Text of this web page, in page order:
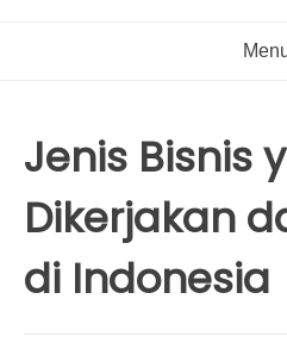
Jenis Bisnis
Dikerjakan
di Indonesia